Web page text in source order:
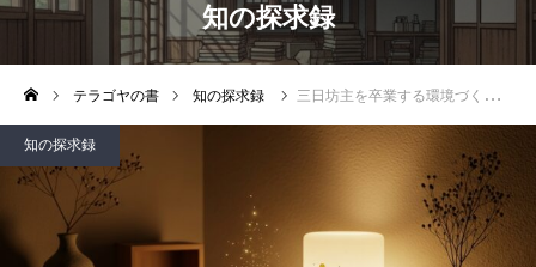
知の探求録
テラゴヤの書 知の探求録 三日坊主を卒業する環境づくり
知の探求録
教育ニュースまとめ
ヨミモノ・特集
マナビ・学習攻略
お役立ちリンク集
テラゴヤ週報